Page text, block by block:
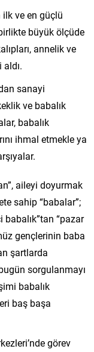
ve en güçlü
büyük ölçüde
annelik ve
sanayi
ve babalık
babalık
ihmal etmekle ya
aileyi doyurmak
sahip “babalar”;
“pazar
gençlerinin baba
şartlarda
sorgulanmayı
babalık
baş başa
görev